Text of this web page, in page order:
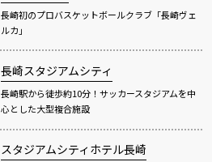
長崎初のプロバスケットボールクラブ「長崎ヴェ
ルカ」
長崎スタジアムシティ
長崎駅から徒歩約10分！サッカースタジアムを中
心とした大型複合施設
スタジアムシティホテル長崎